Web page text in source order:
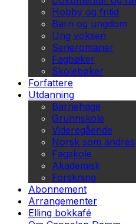
Hobby og fritid
Barn og ungdom
Ung voksen
Serieromaner
Fagbøker
Skolebøker
Forfattere
Utdanning
Barnehage
Grunnskole
Videregående
Norsk som
Fagskole
Akademisk
Forskning
Abonnement
Arrangementer
Elling bokkafé